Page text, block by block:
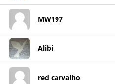
MW197
Alibi
red carvalho